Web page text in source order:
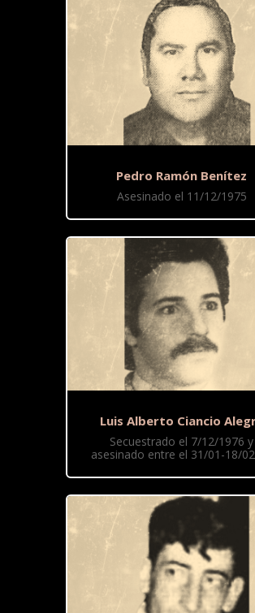
Pedro Ramón Benítez
Asesinado el 11/12/1975
Luis Alberto Ciancio
Secuestrado el 7/12/1976 y
asesinado entre el 31/01-18/